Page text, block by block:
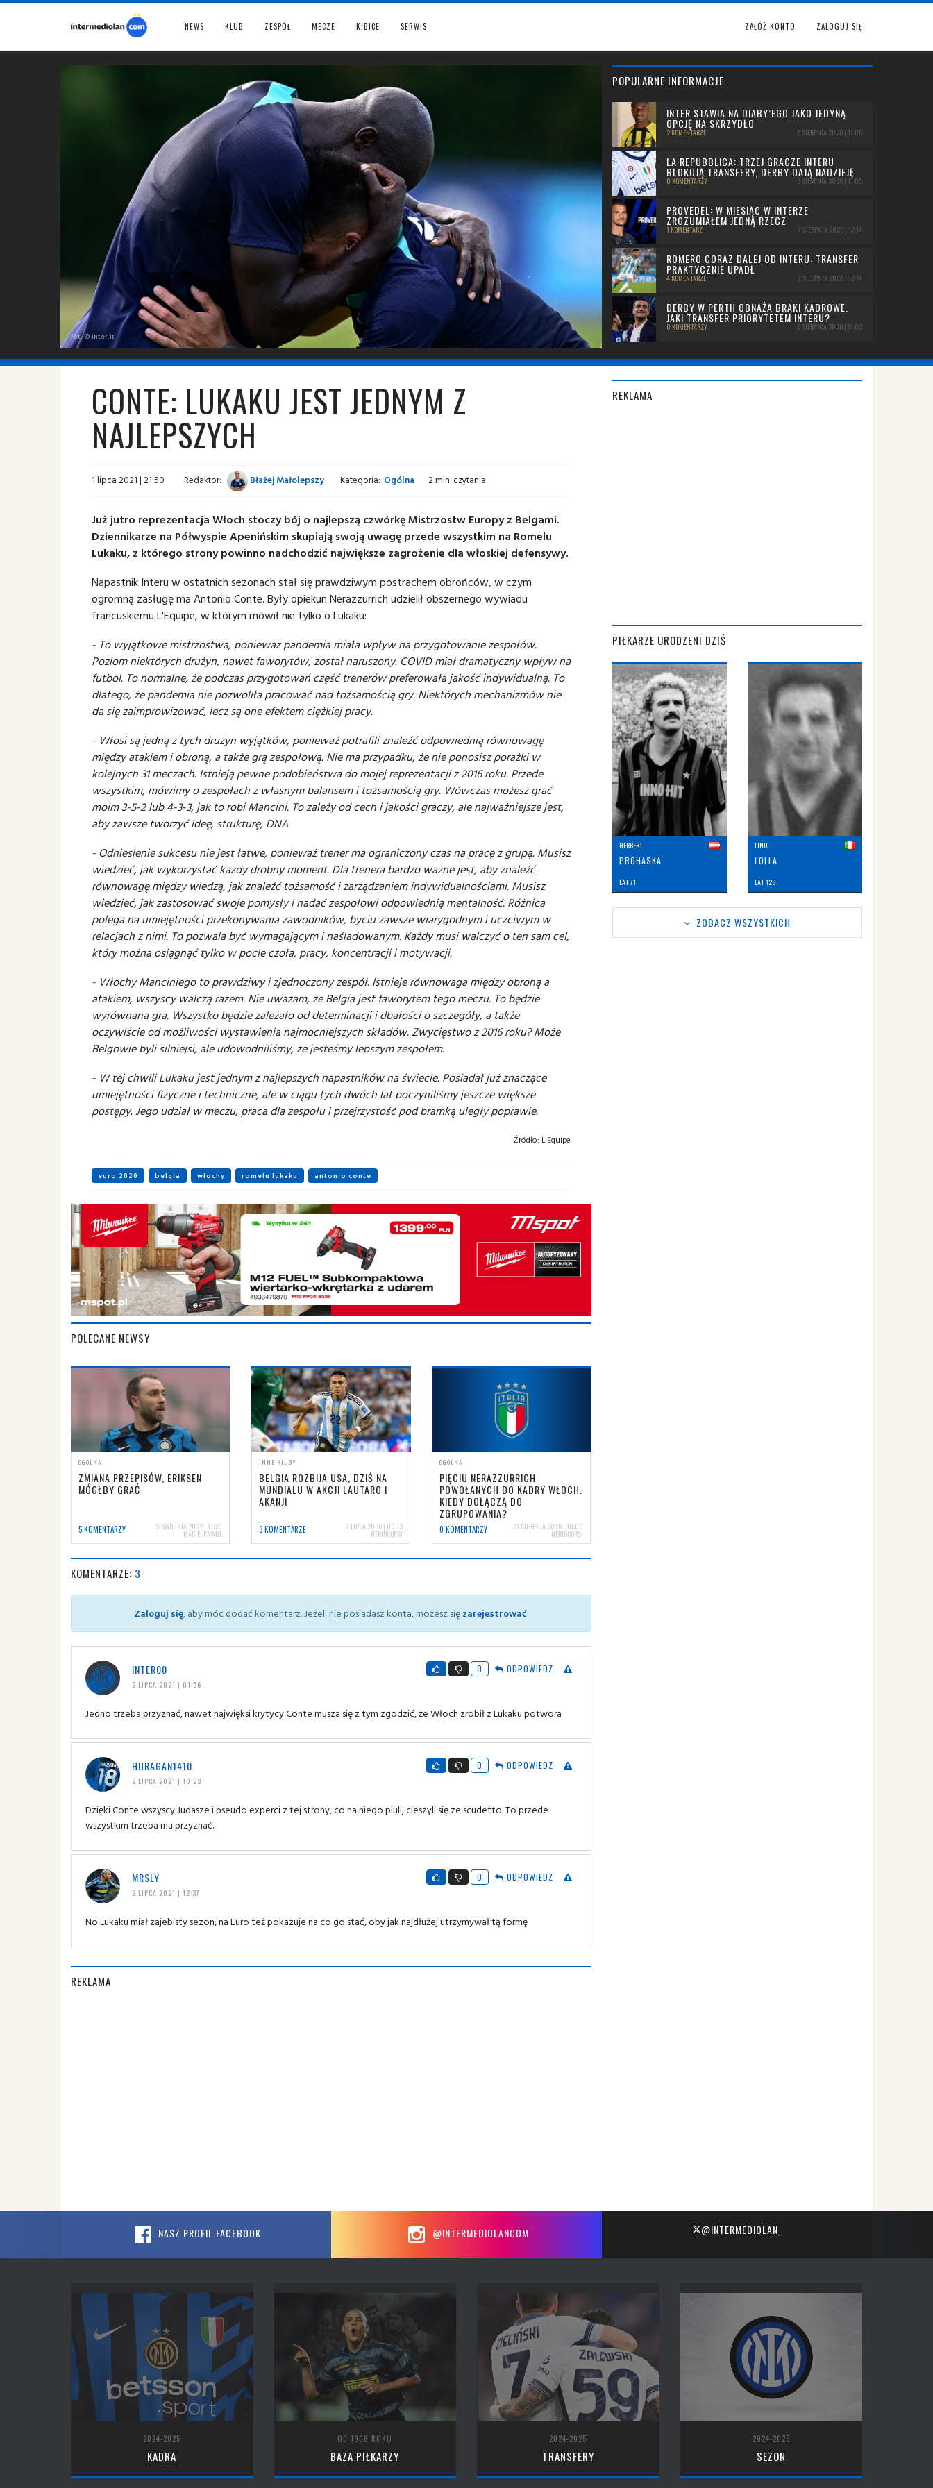
NEWS KLUB ZESPÓŁ MECZE KIBICE SERWIS ZAŁÓŻ KONTO ZALOGUJ SIĘ
fot. © inter.it
POPULARNE INFORMACJE
INTER STAWIA NA DIABY’EGO JAKO JEDYNĄ
OPCJĘ NA SKRZYDŁO
2 KOMENTARZE 6 SIERPNIA 2026 | 11:05
LA REPUBBLICA: TRZEJ GRACZE INTERU
BLOKUJĄ TRANSFERY, DERBY DAJĄ NADZIEJĘ
0 KOMENTARZY 6 SIERPNIA 2026 | 11:05
PROVEDEL: W MIESIĄC W INTERZE
ZROZUMIAŁEM JEDNĄ RZECZ
1 KOMENTARZ 7 SIERPNIA 2026 | 12:14
ROMERO CORAZ DALEJ OD INTERU: TRANSFER
PRAKTYCZNIE UPADŁ
4 KOMENTARZE 7 SIERPNIA 2026 | 12:14
DERBY W PERTH OBNAŻA BRAKI KADROWE.
JAKI TRANSFER PRIORYTETEM INTERU?
0 KOMENTARZY 6 SIERPNIA 2026 | 11:02
CONTE: LUKAKU JEST JEDNYM Z
NAJLEPSZYCH
1 lipca 2021 | 21:50 Redaktor: Błażej Małolepszy Kategoria: Ogólna 2 min. czytania
Już jutro reprezentacja Włoch stoczy bój o najlepszą czwórkę Mistrzostw Europy z Belgami.
Dziennikarze na Półwyspie Apenińskim skupiają swoją uwagę przede wszystkim na Romelu
Lukaku, z którego strony powinno nadchodzić największe zagrożenie dla włoskiej defensywy.
Napastnik Interu w ostatnich sezonach stał się prawdziwym postrachem obrońców, w czym
ogromną zasługę ma Antonio Conte. Były opiekun Nerazzurrich udzielił obszernego wywiadu
francuskiemu L'Equipe, w którym mówił nie tylko o Lukaku:
- To wyjątkowe mistrzostwa, ponieważ pandemia miała wpływ na przygotowanie zespołów.
Poziom niektórych drużyn, nawet faworytów, został naruszony. COVID miał dramatyczny wpływ na
futbol. To normalne, że podczas przygotowań część trenerów preferowała jakość indywidualną. To
dlatego, że pandemia nie pozwoliła pracować nad tożsamością gry. Niektórych mechanizmów nie
da się zaimprowizować, lecz są one efektem ciężkiej pracy.
- Włosi są jedną z tych drużyn wyjątków, ponieważ potrafili znaleźć odpowiednią równowagę
między atakiem i obroną, a także grą zespołową. Nie ma przypadku, że nie ponosisz porażki w
kolejnych 31 meczach. Istnieją pewne podobieństwa do mojej reprezentacji z 2016 roku. Przede
wszystkim, mówimy o zespołach z własnym balansem i tożsamością gry. Wówczas możesz grać
moim 3-5-2 lub 4-3-3, jak to robi Mancini. To zależy od cech i jakości graczy, ale najważniejsze jest,
aby zawsze tworzyć ideę, strukturę, DNA.
- Odniesienie sukcesu nie jest łatwe, ponieważ trener ma ograniczony czas na pracę z grupą. Musisz
wiedzieć, jak wykorzystać każdy drobny moment. Dla trenera bardzo ważne jest, aby znaleźć
równowagę między wiedzą, jak znaleźć tożsamość i zarządzaniem indywidualnościami. Musisz
wiedzieć, jak zastosować swoje pomysły i nadać zespołowi odpowiednią mentalność. Różnica
polega na umiejętności przekonywania zawodników, byciu zawsze wiarygodnym i uczciwym w
relacjach z nimi. To pozwala być wymagającym i naśladowanym. Każdy musi walczyć o ten sam cel,
który można osiągnąć tylko w pocie czoła, pracy, koncentracji i motywacji.
- Włochy Manciniego to prawdziwy i zjednoczony zespół. Istnieje równowaga między obroną a
atakiem, wszyscy walczą razem. Nie uważam, że Belgia jest faworytem tego meczu. To będzie
wyrównana gra. Wszystko będzie zależało od determinacji i dbałości o szczegóły, a także
oczywiście od możliwości wystawienia najmocniejszych składów. Zwycięstwo z 2016 roku? Może
Belgowie byli silniejsi, ale udowodniliśmy, że jesteśmy lepszym zespołem.
- W tej chwili Lukaku jest jednym z najlepszych napastników na świecie. Posiadał już znaczące
umiejętności fizyczne i techniczne, ale w ciągu tych dwóch lat poczyniliśmy jeszcze większe
postępy. Jego udział w meczu, praca dla zespołu i przejrzystość pod bramką uległy poprawie.
Źródło: L'Equipe
euro 2020 belgia włochy romelu lukaku antonio conte
POLECANE NEWSY
OGÓLNA
ZMIANA PRZEPISÓW, ERIKSEN
MÓGŁBY GRAĆ
5 KOMENTARZY 9 KWIETNIA 2022 | 11:29
MACIEJ PAWUL
INNE KLUBY
BELGIA ROZBIJA USA, DZIŚ NA
MUNDIALU W AKCJI LAUTARO I
AKANJI
3 KOMENTARZE 7 LIPCA 2026 | 09:13
NERIOCORSI
OGÓLNA
PIĘCIU NERAZZURRICH
POWOŁANYCH DO KADRY WŁOCH.
KIEDY DOŁĄCZĄ DO
ZGRUPOWANIA?
0 KOMENTARZY 31 SIERPNIA 2025 | 10:09
NERIOCORSI
KOMENTARZE: 3
Zaloguj się, aby móc dodać komentarz. Jeżeli nie posiadasz konta, możesz sięzarejestrować.
INTER00
2 LIPCA 2021 | 01:56
0 ODPOWIEDZ
Jedno trzeba przyznać, nawet najwięksi krytycy Conte musza się z tym zgodzić, że Włoch zrobił z Lukaku potwora
HURAGAN1410
2 LIPCA 2021 | 10:23
0 ODPOWIEDZ
Dzięki Conte wszyscy Judasze i pseudo experci z tej strony, co na niego pluli, cieszyli się ze scudetto. To przede
wszystkim trzeba mu przyznać.
MRSLY
2 LIPCA 2021 | 12:37
0 ODPOWIEDZ
No Lukaku miał zajebisty sezon, na Euro też pokazuje na co go stać, oby jak najdłużej utrzymywał tą formę
REKLAMA
REKLAMA
PIŁKARZE URODZENI DZIŚ
HERBERT
PROHASKA
LAT: 71
LINO
LOLLA
LAT: 128
ZOBACZ WSZYSTKICH
NASZ PROFIL FACEBOOK @INTERMEDIOLANCOM @INTERMEDIOLAN_
2024-2025
KADRA
OD 1908 ROKU
BAZA PIŁKARZY
2024-2025
TRANSFERY
2024-2025
SEZON